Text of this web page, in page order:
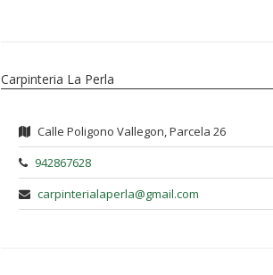
Carpinteria La Perla
Calle Poligono Vallegon, Parcela 26
942867628
carpinterialaperla@gmail.com